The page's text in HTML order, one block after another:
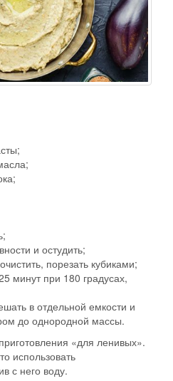
и остудить;
порезать кубиками;
минут при 180 градусах,
в отдельной емкости и
до однородной массы.
«для ленивых».
использовать
с него воду.